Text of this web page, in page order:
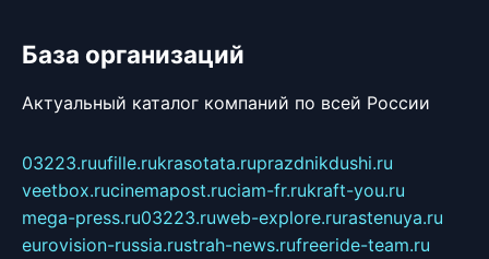
База организаций
Актуальный каталог компаний по всей России
03223.ruufille.rukrasotata.ruprazdnikdushi.ru
veetbox.rucinemapost.ruciam-fr.rukraft-you.ru
mega-press.ru03223.ruweb-explore.rurastenuya.ru
eurovision-russia.rustrah-news.rufreeride-team.ru